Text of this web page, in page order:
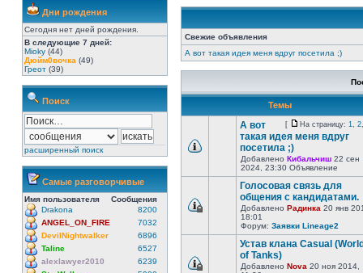
Дни рождения
Сегодня нет дней рождения.
В следующие 7 дней:
Mioky (44)
Дюйм0вочка (49)
Греот (39)
Поиск
расширенный поиск
Самые разговорчивые
Имя пользователя
Сообщения
Drakona
8200
ANGEL_ON_FIRE
7032
DevilNightwalker
6896
Taline
6527
alexlawyer2010
6239
Свежие объявления
А вот такая идея меня вдруг посетила ;)
Темы
[ На страницу: 1, 2
А вот
такая идея меня вдруг
посетила ;)
Добавлено Кибальчиш 22 сен
2024, 23:30 Объявление
Голосовая связь для
общения с кандидатами.
Добавлено Радинка 20 янв
18:01
Форум: Заявки Lineage2
Устав клана Casual
of Tanks)
Добавлено Nova 20 ноя 2014,